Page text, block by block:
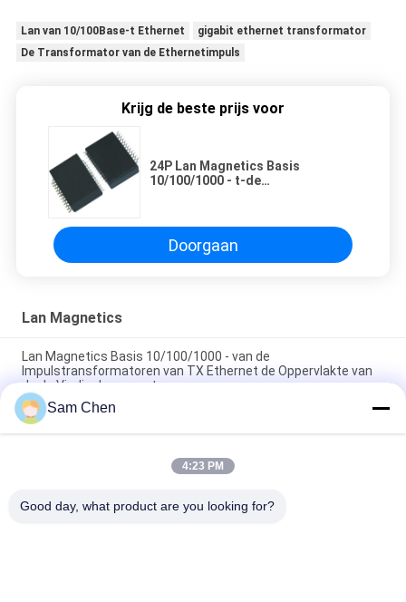
Lan van 10/100Base-t Ethernet
gigabit ethernet transformator
De Transformator van de Ethernetimpuls
Krijg de beste prijs voor
24P Lan Magnetics Basis
10/100/1000 - t-de
Doorgaan
Lan Magnetics
Lan Magnetics Basis 10/100/1000 - van de
Impulstransformatoren van TX Ethernet de Oppervlakte van
de de Vierlinghaven zet op
10/100 dubbele Havens basis-T Lan Magnetics, Magnetische
de Transformator van Gigabit Ethernet
POE Ethernet transformator 10/100Base-t Lan Magnetics
Sam Chen
4:23 PM
Good day, what product are you looking for?